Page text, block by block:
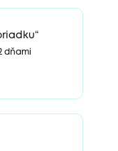
dňami